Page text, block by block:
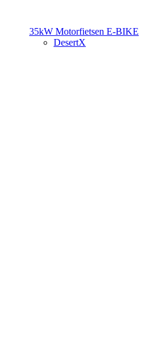
35kW Motorfietsen E-BIKE
DesertX